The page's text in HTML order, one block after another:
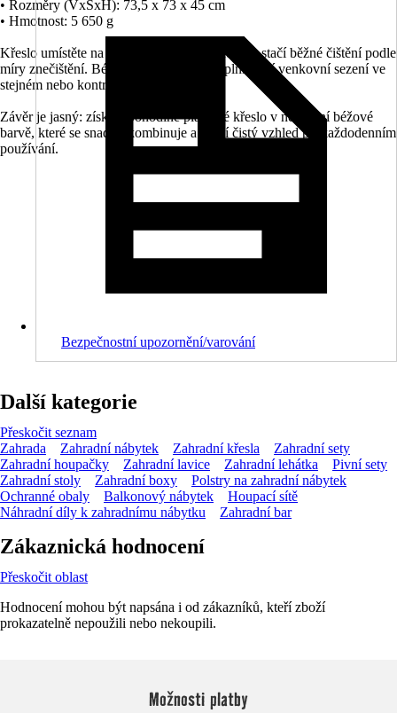
• Rozměry (VxŠxH): 73,5 x 73 x 45 cm
• Hmotnost: 5 650 g
Křeslo umístěte na rovný podklad. Pro údržbu stačí běžné čištění podle
míry znečištění. Béžové křeslo dobře doplní další venkovní sezení ve
stejném nebo kontrastním odstínu.
Závěr je jasný: získáte pohodlné plastové křeslo v neutrální béžové
barvě, které se snadno kombinuje a udrží čistý vzhled při každodenním
používání.
Bezpečnostní upozornění/varování
Další kategorie
Přeskočit seznam
Zahrada
Zahradní nábytek Zahradní křesla
Zahradní sety
Zahradní houpačky
Zahradní lavice Zahradní lehátka
Pivní sety
Zahradní stoly
Zahradní boxy
Polstry na zahradní nábytek
Ochranné obaly
Balkonový nábytek
Houpací sítě
Náhradní díly k zahradnímu nábytku
Zahradní bar
Zákaznická hodnocení
Přeskočit oblast
Hodnocení mohou být napsána i od zákazníků, kteří zboží
prokazatelně nepoužili nebo nekoupili.
Možnosti platby